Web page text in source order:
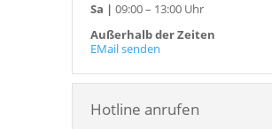
Sa | 09:00 – 13:00 Uhr
Außerhalb der Zeiten
EMail senden
Hotline anrufen